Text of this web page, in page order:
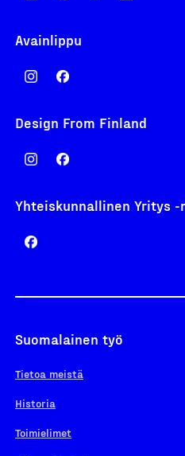
Avainlippu
Design From Finland
Yhteiskunnallinen Yritys -
Suomalainen työ
Tietoa meistä
Historia
Toimielimet